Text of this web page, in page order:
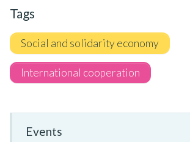
Tags
Social and solidarity economy
International cooperation
Events